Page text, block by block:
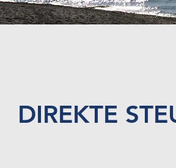
DIREKTE